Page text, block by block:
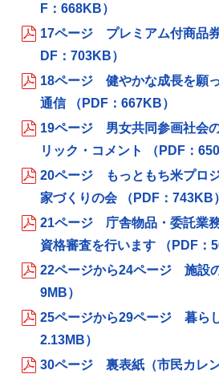
F：668KB）
17ページ プレミアム付商品
DF：703KB）
18ページ 健やかな成長を願
通信 （PDF：667KB）
19ページ 男女共同参画社会
リック・コメント （PDF：
20ページ もっともち米プロ
家づくりの会 （PDF：743KB）
21ページ 庁舎物品・委託業
資格審査を行います （PDF：
22ページから24ページ 施設
9MB）
25ページから29ページ 暮ら
2.13MB）
30ページ 裏表紙（市民カレン